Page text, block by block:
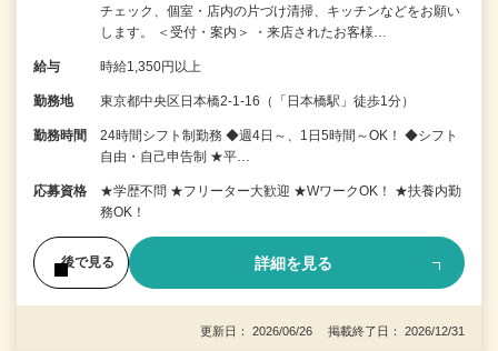
チェック、個室・店内の片づけ清掃、キッチンなどをお願い
します。 ＜受付・案内＞ ・来店されたお客様…
給与 時給1,350円以上
勤務地 東京都中央区日本橋2-1-16（「日本橋駅」徒歩1分）
勤務時間
24時間シフト制勤務 ◆週4日～、1日5時間～OK！ ◆シフト
自由・自己申告制 ★平…
応募資格
★学歴不問 ★フリーター大歓迎 ★WワークOK！ ★扶養内勤
務OK！
後で見る 詳細を見る
更新日： 2026/06/26 掲載終了日： 2026/12/31